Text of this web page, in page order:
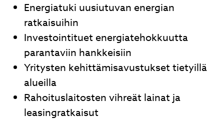
Energiatuki uusiutuvan energian
ratkaisuihin
Investointituet energiatehokkuutta
parantaviin hankkeisiin
Yritysten kehittämisavustukset tietyillä
alueilla
Rahoituslaitosten vihreät lainat ja
leasingratkaisut